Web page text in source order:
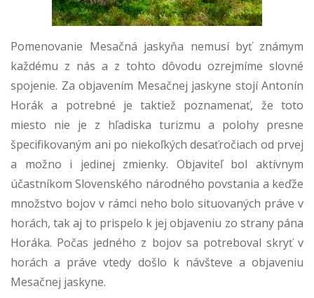
Pomenovanie Mesačná jaskyňa nemusí byť známym
každému z nás a z tohto dôvodu ozrejmíme slovné
spojenie. Za objavením Mesačnej jaskyne stojí Antonín
Horák a potrebné je taktiež poznamenať, že toto
miesto nie je z hľadiska turizmu a polohy presne
špecifikovaným ani po niekoľkých desaťročiach od prvej
a možno i jedinej zmienky. Objaviteľ bol aktívnym
účastníkom Slovenského národného povstania a keďže
množstvo bojov v rámci neho bolo situovaných práve v
horách, tak aj to prispelo k jej objaveniu zo strany pána
Horáka. Počas jedného z bojov sa potreboval skryť v
horách a práve vtedy došlo k návšteve a objaveniu
Mesačnej jaskyne.